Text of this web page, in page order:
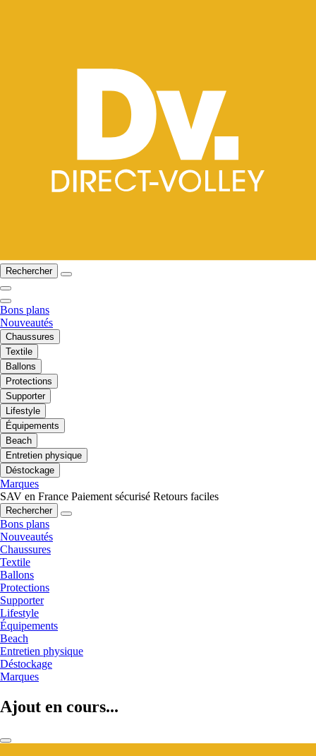
Rechercher
Bons plans
Nouveautés
Chaussures
Textile
Ballons
Protections
Supporter
Lifestyle
Équipements
Beach
Entretien physique
Déstockage
Marques
SAV en France Paiement sécurisé Retours faciles
Rechercher
Bons plans
Nouveautés
Chaussures
Textile
Ballons
Protections
Supporter
Lifestyle
Équipements
Beach
Entretien physique
Déstockage
Marques
Ajout en cours...